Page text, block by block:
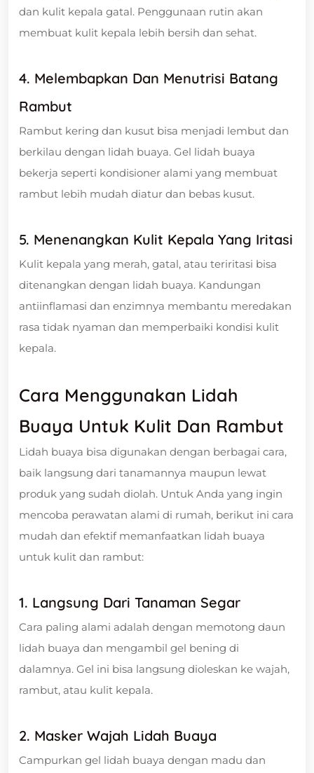
dan kulit kepala gatal. Penggunaan rutin akan
membuat kulit kepala lebih bersih dan sehat.
4. Melembapkan Dan Menutrisi Batang
Rambut
Rambut kering dan kusut bisa menjadi lembut dan
berkilau dengan lidah buaya. Gel lidah buaya
bekerja seperti kondisioner alami yang membuat
rambut lebih mudah diatur dan bebas kusut.
5. Menenangkan Kulit Kepala Yang Iritasi
Kulit kepala yang merah, gatal, atau teriritasi bisa
ditenangkan dengan lidah buaya. Kandungan
antiinflamasi dan enzimnya membantu meredakan
rasa tidak nyaman dan memperbaiki kondisi kulit
kepala.
Cara Menggunakan Lidah
Buaya Untuk Kulit Dan Rambut
Lidah buaya bisa digunakan dengan berbagai cara,
baik langsung dari tanamannya maupun lewat
produk yang sudah diolah. Untuk Anda yang ingin
mencoba perawatan alami di rumah, berikut ini cara
mudah dan efektif memanfaatkan lidah buaya
untuk kulit dan rambut:
1. Langsung Dari Tanaman Segar
Cara paling alami adalah dengan memotong daun
lidah buaya dan mengambil gel bening di
dalamnya. Gel ini bisa langsung dioleskan ke wajah,
rambut, atau kulit kepala.
2. Masker Wajah Lidah Buaya
Campurkan gel lidah buaya dengan madu dan